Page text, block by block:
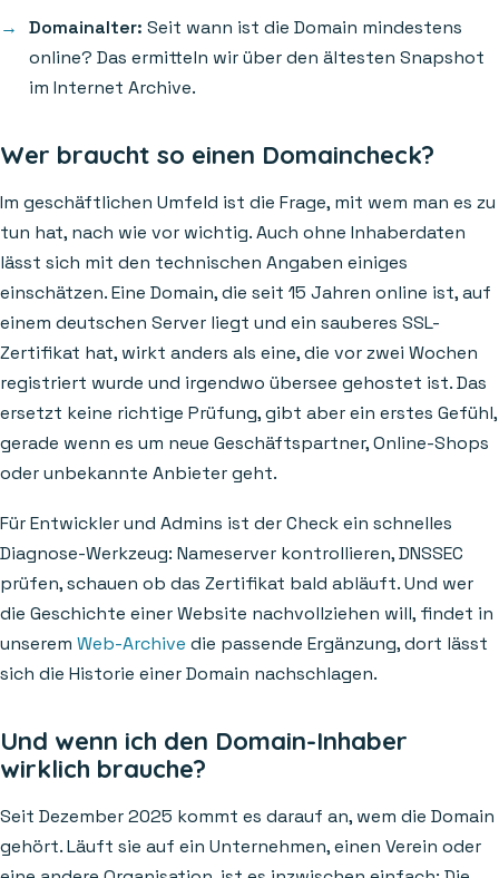
Domainalter: Seit wann ist die Domain mindestens
online? Das ermitteln wir über den ältesten Snapshot
im Internet Archive.
Wer braucht so einen Domaincheck?
Im geschäftlichen Umfeld ist die Frage, mit wem man es zu
tun hat, nach wie vor wichtig. Auch ohne Inhaberdaten
lässt sich mit den technischen Angaben einiges
einschätzen. Eine Domain, die seit 15 Jahren online ist, auf
einem deutschen Server liegt und ein sauberes SSL-
Zertifikat hat, wirkt anders als eine, die vor zwei Wochen
registriert wurde und irgendwo übersee gehostet ist. Das
ersetzt keine richtige Prüfung, gibt aber ein erstes Gefühl,
gerade wenn es um neue Geschäftspartner, Online-Shops
oder unbekannte Anbieter geht.
Für Entwickler und Admins ist der Check ein schnelles
Diagnose-Werkzeug: Nameserver kontrollieren, DNSSEC
prüfen, schauen ob das Zertifikat bald abläuft. Und wer
die Geschichte einer Website nachvollziehen will, findet in
unserem Web-Archive die passende Ergänzung, dort lässt
sich die Historie einer Domain nachschlagen.
Und wenn ich den Domain-Inhaber
wirklich brauche?
Seit Dezember 2025 kommt es darauf an, wem die Domain
gehört. Läuft sie auf ein Unternehmen, einen Verein oder